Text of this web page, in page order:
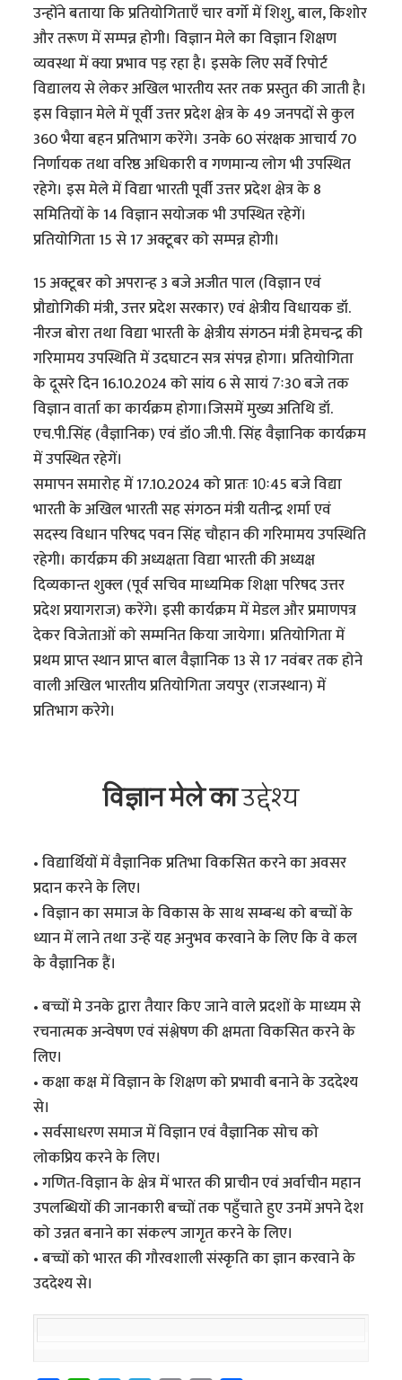
उन्होंने बताया कि प्रतियोगिताएँ चार वर्गो में शिशु, बाल, किशोर
और तरूण में सम्पन्न होगी। विज्ञान मेले का विज्ञान शिक्षण
व्यवस्था में क्या प्रभाव पड़ रहा है। इसके लिए सर्वे रिपोर्ट
विद्यालय से लेकर अखिल भारतीय स्तर तक प्रस्तुत की जाती है।
इस विज्ञान मेले में पूर्वी उत्तर प्रदेश क्षेत्र के 49 जनपदों से कुल
360 भैया बहन प्रतिभाग करेंगे। उनके 60 संरक्षक आचार्य 70
निर्णायक तथा वरिष्ठ अधिकारी व गणमान्य लोग भी उपस्थित
रहेगे। इस मेले में विद्या भारती पूर्वी उत्तर प्रदेश क्षेत्र के 8
समितियों के 14 विज्ञान सयोजक भी उपस्थित रहेगें।
प्रतियोगिता 15 से 17 अक्टूबर को सम्पन्न होगी।
15 अक्टूबर को अपरान्ह 3 बजे अजीत पाल (विज्ञान एवं
प्रौद्योगिकी मंत्री, उत्तर प्रदेश सरकार) एवं क्षेत्रीय विधायक डॉ.
नीरज बोरा तथा विद्या भारती के क्षेत्रीय संगठन मंत्री हेमचन्द्र की
गरिमामय उपस्थिति में उदघाटन सत्र संपन्न होगा। प्रतियोगिता
के दूसरे दिन 16.10.2024 को सांय 6 से सायं 7ः30 बजे तक
विज्ञान वार्ता का कार्यक्रम होगा।जिसमें मुख्य अतिथि डॉ.
एच.पी.सिंह (वैज्ञानिक) एवं डॉ0 जी.पी. सिंह वैज्ञानिक कार्यक्रम
में उपस्थित रहेगें।
समापन समारोह में 17.10.2024 को प्रातः 10ः45 बजे विद्या
भारती के अखिल भारती सह संगठन मंत्री यतीन्द्र शर्मा एवं
सदस्य विधान परिषद पवन सिंह चौहान की गरिमामय उपस्थिति
रहेगी। कार्यक्रम की अध्यक्षता विद्या भारती की अध्यक्ष
दिव्यकान्त शुक्ल (पूर्व सचिव माध्यमिक शिक्षा परिषद उत्तर
प्रदेश प्रयागराज) करेंगे। इसी कार्यक्रम में मेडल और प्रमाणपत्र
देकर विजेताओं को सम्मनित किया जायेगा। प्रतियोगिता में
प्रथम प्राप्त स्थान प्राप्त बाल वैज्ञानिक 13 से 17 नवंबर तक होने
वाली अखिल भारतीय प्रतियोगिता जयपुर (राजस्थान) में
प्रतिभाग करेगे।
विज्ञान मेले काउद्देश्य
• विद्यार्थियों में वैज्ञानिक प्रतिभा विकसित करने का अवसर
प्रदान करने के लिए।
• विज्ञान का समाज के विकास के साथ सम्बन्ध को बच्चों के
ध्यान में लाने तथा उन्हें यह अनुभव करवाने के लिए कि वे कल
के वैज्ञानिक हैं।
• बच्चों मे उनके द्वारा तैयार किए जाने वाले प्रदशों के माध्यम से
रचनात्मक अन्वेषण एवं संश्लेषण की क्षमता विकसित करने के
लिए।
• कक्षा कक्ष में विज्ञान के शिक्षण को प्रभावी बनाने के उददेश्य
से।
• सर्वसाधरण समाज में विज्ञान एवं वैज्ञानिक सोच को
लोकप्रिय करने के लिए।
• गणित-विज्ञान के क्षेत्र में भारत की प्राचीन एवं अर्वाचीन महान
उपलब्धियों की जानकारी बच्चों तक पहुँचाते हुए उनमें अपने देश
को उन्नत बनाने का संकल्प जागृत करने के लिए।
• बच्चों को भारत की गौरवशाली संस्कृति का ज्ञान करवाने के
उददेश्य से।